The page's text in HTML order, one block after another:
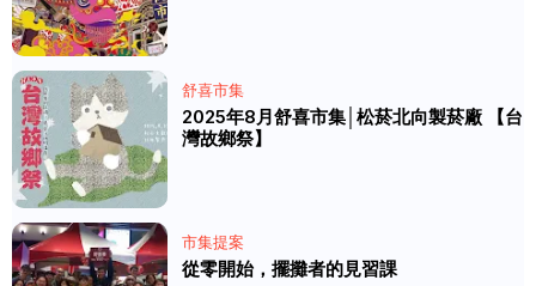
舒喜市集
2025年8月舒喜市集│松菸北向製菸廠 【台
灣故鄉祭】
市集提案
從零開始，擺攤者的見習課